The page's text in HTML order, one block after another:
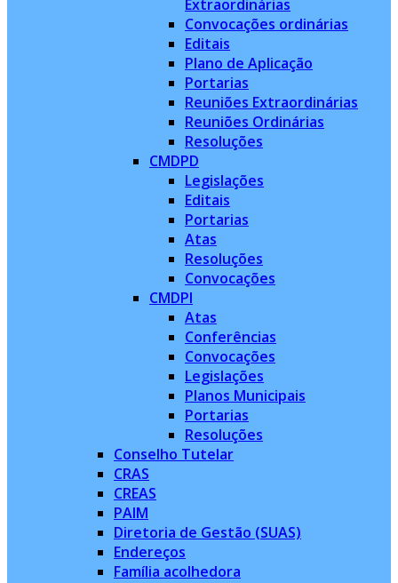
Extraordinárias
Convocações ordinárias
Editais
Plano de Aplicação
Portarias
Reuniões Extraordinárias
Reuniões Ordinárias
Resoluções
CMDPD
Legislações
Editais
Portarias
Atas
Resoluções
Convocações
CMDPI
Atas
Conferências
Convocações
Legislações
Planos Municipais
Portarias
Resoluções
Conselho Tutelar
CRAS
CREAS
PAIM
Diretoria de Gestão (SUAS)
Endereços
Família acolhedora